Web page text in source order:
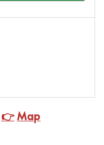
👉Map